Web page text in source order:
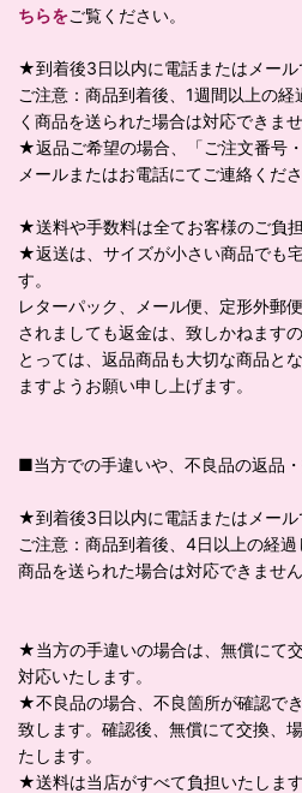
ちらをご覧ください。
★到着後3日以内に電話またはメール
ご注意：商品到着後、1週間以上の
く商品を送られた場合は対応できま
★返品ご希望の場合、「ご注文番号
メールまたはお電話にてご連絡くださ
★送料や手数料は全てお客様のご負担
★返送は、サイズが小さい商品でも
す。
レターパック、メール便、定形外郵
されましても返金は、致しかねます
とっては、返品商品も大切な商品と
ますようお願い申し上げます。
■当方での手違いや、不良品の返品
★到着後3日以内に電話またはメール
ご注意：商品到着後、4日以上の経
商品を送られた場合は対応できませ
★当方の手違いの場合は、無償にて
対応いたします。
★不良品の場合、不良箇所が確認で
致します。確認後、無償にて交換、
たします。
★送料は当店がすべて負担いたします